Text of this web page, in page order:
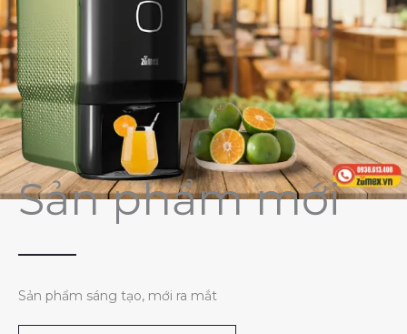
Sản phẩm mới
Sản phẩm sáng tạo, mới ra mắt